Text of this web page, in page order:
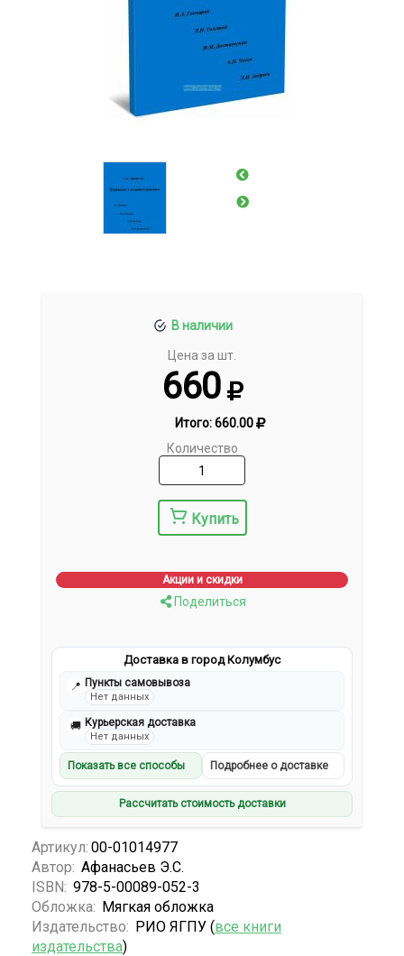
В наличии
Цена за шт.
660
Итого:660.00
Количество
Купить
Акции и скидки
Поделиться
Доставка в город Колумбус
📍 Пункты самовывоза
Нет данных
🚚 Курьерская доставка
Нет данных
Показать все способы Подробнее о доставке
Рассчитать стоимость доставки
Артикул: 00-01014977
Автор: Афанасьев Э.С.
ISBN: 978-5-00089-052-3
Обложка: Мягкая обложка
Издательство: РИО ЯГПУ (все книги
издательства)